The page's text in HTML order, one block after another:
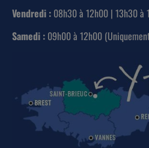
Vendredi : 08h30 à 12h00 | 13h30 à
Samedi : 09h00 à 12h00